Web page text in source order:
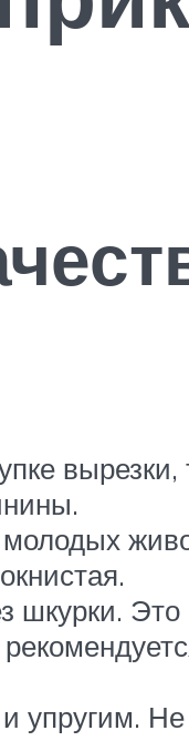
шкурки.
упругим. Не